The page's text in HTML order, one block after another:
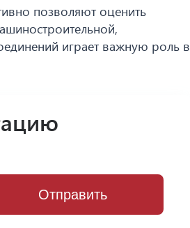
позволяют оценить
играет важную роль в
Отправить